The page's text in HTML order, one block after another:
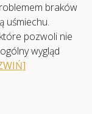
braków
uśmiechu.
pozwoli nie
wygląd